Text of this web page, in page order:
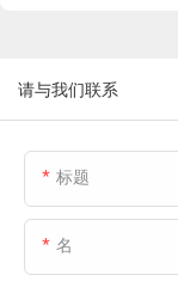
请与我们联系
标题
名